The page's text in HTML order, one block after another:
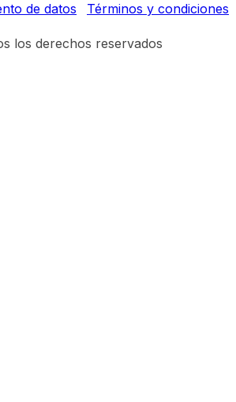
de datos
Términos y condiciones
los derechos reservados